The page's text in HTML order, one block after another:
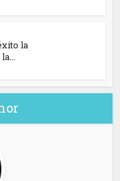
la